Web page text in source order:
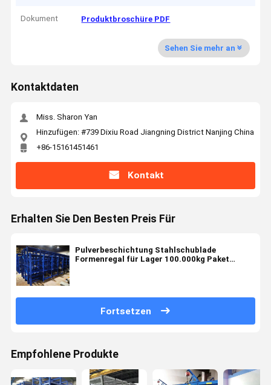
Dokument Produktbroschüre PDF
Sehen Sie mehr an
Kontaktdaten
Miss. Sharon Yan
Hinzufügen: #739 Dixiu Road Jiangning District Nanjing China
+86-15161451461
Kontakt
Erhalten Sie Den Besten Preis Für
Pulverbeschichtung Stahlschublade
Formenregal für Lager 100.000kg Paket
Fortsetzen
Empfohlene Produkte